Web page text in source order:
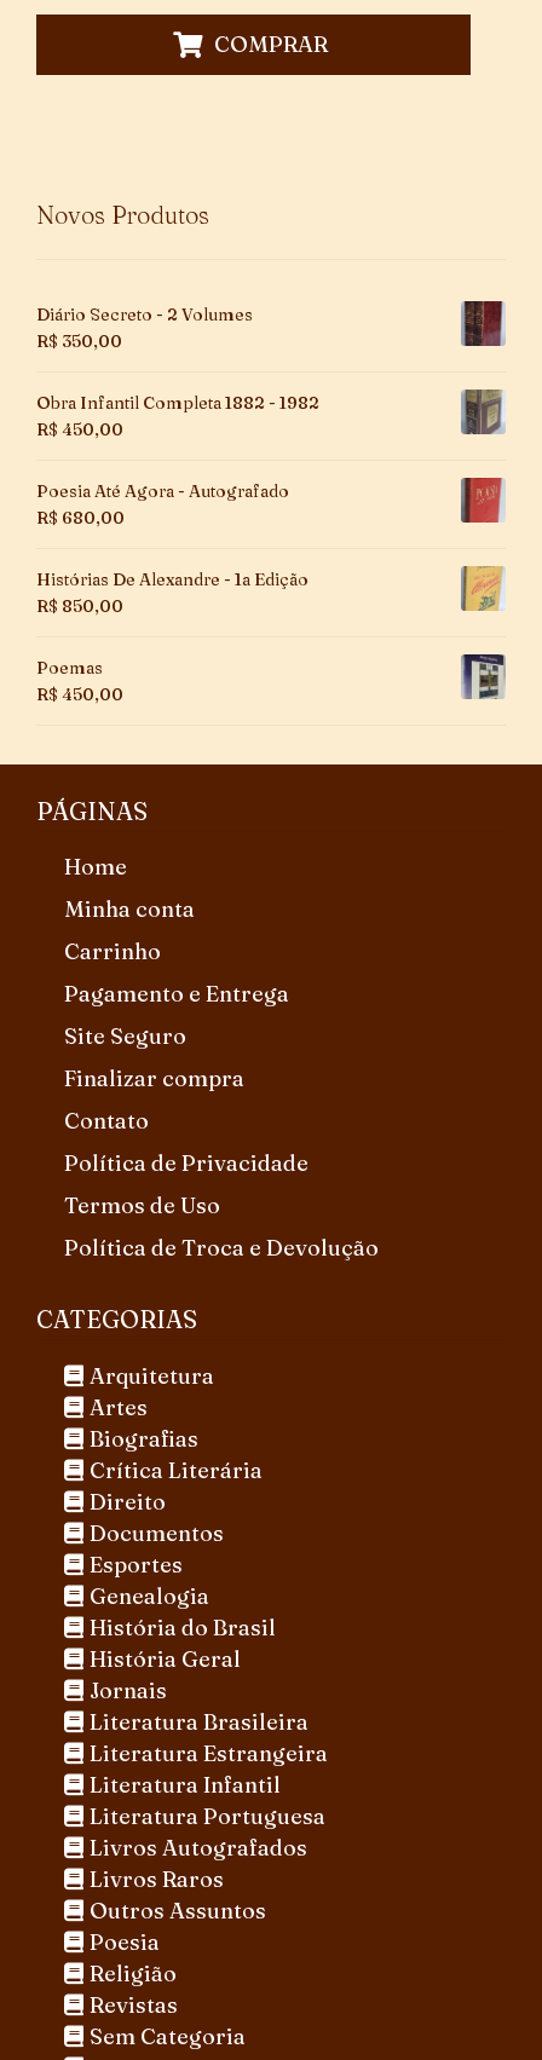
COMPRAR
Novos Produtos
Diário Secreto - 2 Volumes
R$ 350,00
Obra Infantil Completa 1882 - 1982
R$ 450,00
Poesia Até Agora - Autografado
R$ 680,00
Histórias De Alexandre - 1a Edição
R$ 850,00
Poemas
R$ 450,00
PÁGINAS
Home
Minha conta
Carrinho
Pagamento e Entrega
Site Seguro
Finalizar compra
Contato
Política de Privacidade
Termos de Uso
Política de Troca e Devolução
CATEGORIAS
Arquitetura
Artes
Biografias
Crítica Literária
Direito
Documentos
Esportes
Genealogia
História do Brasil
História Geral
Jornais
Literatura Brasileira
Literatura Estrangeira
Literatura Infantil
Literatura Portuguesa
Livros Autografados
Livros Raros
Outros Assuntos
Poesia
Religião
Revistas
Sem Categoria